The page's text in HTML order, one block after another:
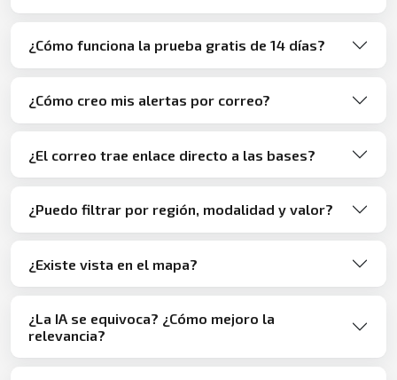
¿Cómo funciona la prueba gratis de 14 días?
¿Cómo creo mis alertas por correo?
¿El correo trae enlace directo a las bases?
¿Puedo filtrar por región, modalidad y valor?
¿Existe vista en el mapa?
¿La IA se equivoca? ¿Cómo mejoro la
relevancia?